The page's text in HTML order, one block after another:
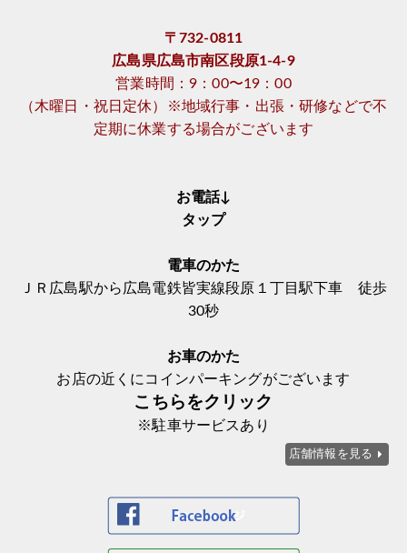
〒732-0811
広島県広島市南区段原1-4-9
営業時間：9：00〜19：00
（木曜日・祝日定休）※地域行事・出張・研修などで不
定期に休業する場合がございます
お電話↓
タップ
電車のかた
ＪＲ広島駅から広島電鉄皆実線段原１丁目駅下車 徒歩
30秒
お車のかた
お店の近くにコインパーキングがございます
こちらをクリック
※駐車サービスあり
店舗情報を見る